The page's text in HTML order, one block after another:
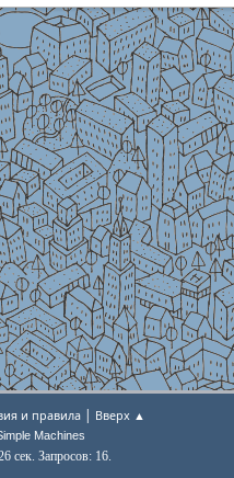
и правила | Вверх ▲
Machines
сек. Запросов: 16.